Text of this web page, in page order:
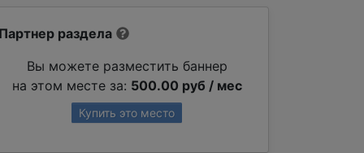
Партнер раздела
Вы можете разместить баннер
на этом месте за: 500.00 руб / мес
Купить это место